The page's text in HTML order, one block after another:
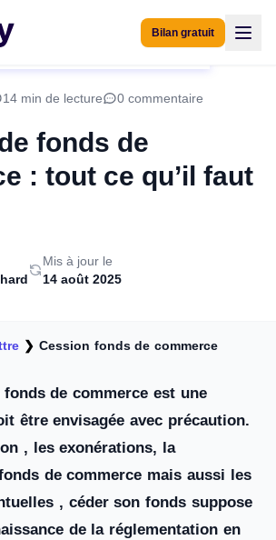
Bilan gratuit
14 min de lecture 0 commentaire
fonds de
: tout ce qu’il faut
Mis à jour le
14 août 2025
❯ Cession fonds de commerce
fonds de commerce est une
être envisagée avec précaution.
, les exonérations, la
de commerce mais aussi les
, céder son fonds suppose
de la réglementation en